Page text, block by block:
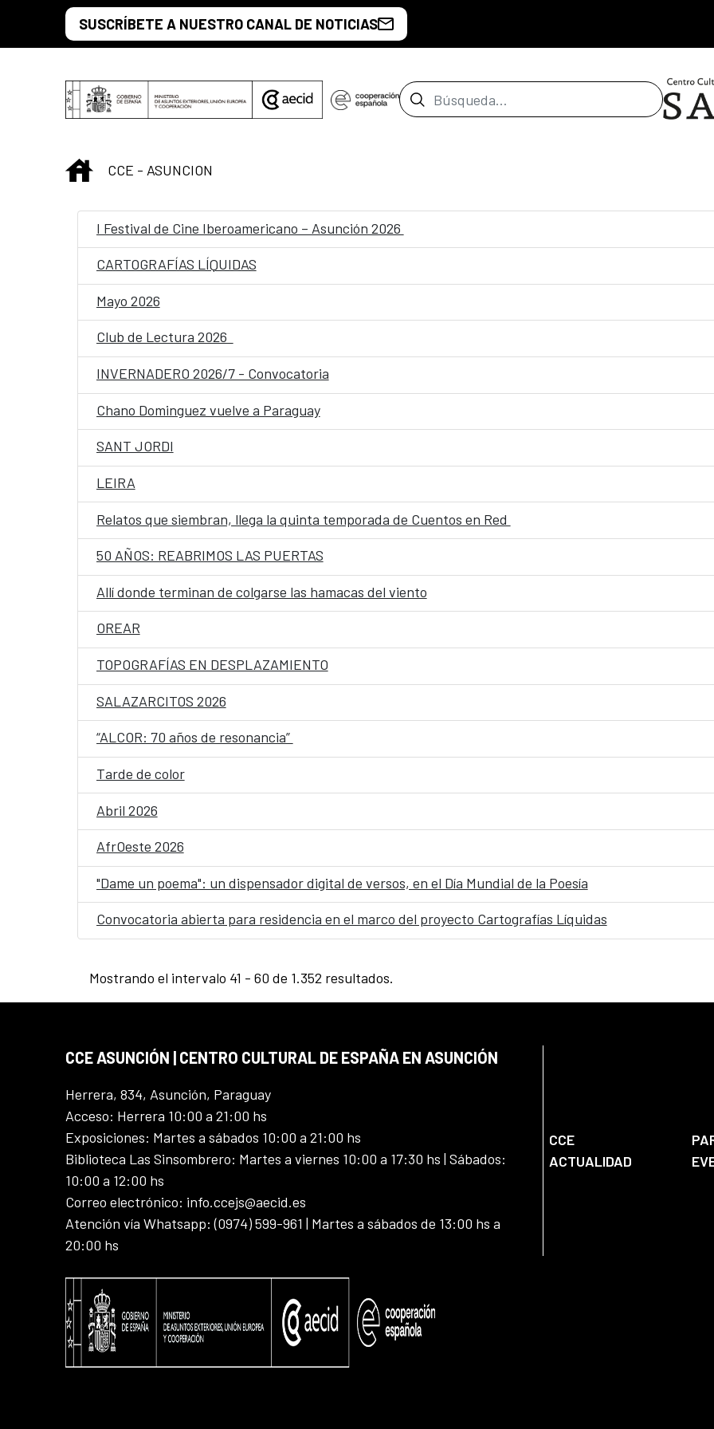
Saltar al contenido principal
SUSCRÍBETE A NUESTRO CANAL DE NOTICIAS
Barra de búsqueda
INICIO
CCE - ASUNCION
I Festival de Cine Iberoamericano – Asunción 2026
CARTOGRAFÍAS LÍQUIDAS
Mayo 2026
Club de Lectura 2026
INVERNADERO 2026/7 - Convocatoria
Chano Dominguez vuelve a Paraguay
SANT JORDI
LEIRA
Relatos que siembran, llega la quinta temporada de Cuentos en Red
50 AÑOS: REABRIMOS LAS PUERTAS
Allí donde terminan de colgarse las hamacas del viento
OREAR
TOPOGRAFÍAS EN DESPLAZAMIENTO
SALAZARCITOS 2026
“ALCOR: 70 años de resonancia”
Tarde de color
Abril 2026
AfrOeste 2026
"Dame un poema": un dispensador digital de versos, en el Día Mundial de la Poesía
Convocatoria abierta para residencia en el marco del proyecto Cartografías Líquidas
Mostrando el intervalo 41 - 60 de 1.352 resultados.
CCE ASUNCIÓN | CENTRO CULTURAL DE ESPAÑA EN ASUNCIÓN
Herrera, 834, Asunción, Paraguay
Acceso: Herrera 10:00 a 21:00 hs
Exposiciones: Martes a sábados 10:00 a 21:00 hs
Biblioteca Las Sinsombrero: Martes a viernes 10:00 a 17:30 hs | Sábados:
10:00 a 12:00 hs
Correo electrónico: info.ccejs@aecid.es
Atención vía Whatsapp: (0974) 599-961 | Martes a sábados de 13:00 hs a
20:00 hs
CCE
ACTUALIDAD